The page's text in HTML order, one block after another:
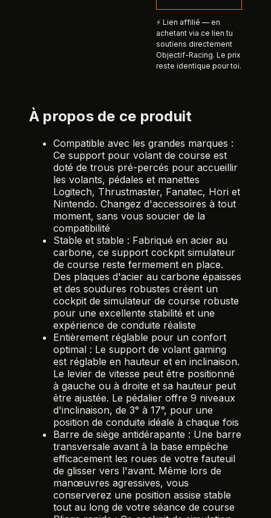
⚡ Lien affilié — en
achetant via ce lien tu
soutiens directement
Objectif-Racing. Le prix
reste identique pour toi.
À propos de ce produit
Compatible avec les grandes marques :
Ce support pour volant de course est
doté de trous pré-percés pour accueillir
les volants, pédales et manettes
Logitech, Thrustmaster, Fanatec, Hori et
Nintendo. Changez d'accessoires à tout
moment, sans vous soucier de la
compatibilité
Stable et stable : Fabriqué en acier au
carbone, ce support cockpit simulateur
de course reste fermement en place.
Des plaques d'acier au carbone épaisses
et des soudures robustes créent un
cockpit de simulateur de course robuste
pour une excellente stabilité et une
expérience de conduite réaliste
Entièrement réglable pour un confort
optimal : Le support de volant gaming
est réglable en hauteur et en inclinaison.
Le levier de vitesse peut être positionné
à gauche ou à droite et sa hauteur peut
être ajustée. Le pédalier offre 9 niveaux
d'inclinaison, de 3° à 17°, pour une
position de conduite idéale à chaque fois
Barre de siège antidérapante : Une barre
transversale avant à la base empêche
efficacement les roues de votre fauteuil
de glisser vers l'avant. Même lors de
manœuvres agressives, vous
conserverez une position assise stable
tout au long de votre séance de course